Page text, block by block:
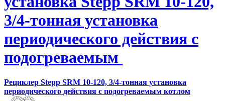
3/4-тонная установка
периодического действия с
подогреваемым
Рециклер Stepp SRM 10-120, 3/4-тонная установка
периодического действия с подогреваемым котлом